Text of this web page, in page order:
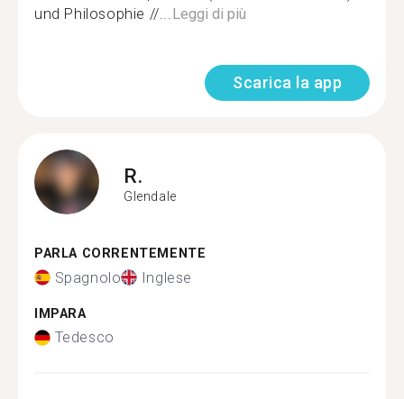
und Philosophie //...Leggi di più
Scarica la app
R.
Glendale
PARLA CORRENTEMENTE
Spagnolo Inglese
IMPARA
Tedesco